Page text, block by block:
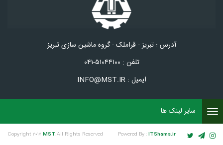
آدرس : تبریز - قراملک - گروه ماشین سازی تبریز
تلفن : ۵۱۰۴۴۱۰۰-۰۴۱
ایمیل : INFO@MST.IR
Toggle
navigation
سایر لینک ها
Copyright ۲۰۱۷MST .All Rights Reserved Powered By :ITShams.ir